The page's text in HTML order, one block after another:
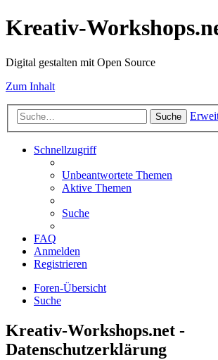
Kreativ-
Digital gestalten mit Open Source
Zum Inhalt
Suche
Schnellzugriff
Unbeantwortete Themen
Aktive Themen
Suche
FAQ
Anmelden
Registrieren
Foren-Übersicht
Suche
Kreativ-Workshops.net -
Datenschutzerklärung